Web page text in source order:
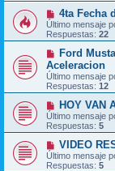
4ta Fecha
Último mensaje
Respuestas: 22
Ford
Aceleracion
Último mensaje
Respuestas: 12
HOY VAN
Último mensaje
Respuestas: 5
VIDEO
Último mensaje
Respuestas: 5